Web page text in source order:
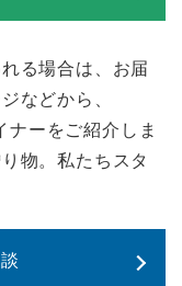
る場合は、お届
などから、
ーをご紹介しま
物。私たちスタ